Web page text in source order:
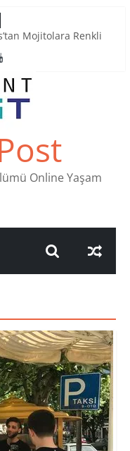
Mojitolara Renkli
4 Müzik Durağı
Stamps in Ankara
Online Yaşam